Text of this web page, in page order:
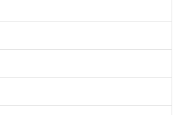
dell'informativa privacy